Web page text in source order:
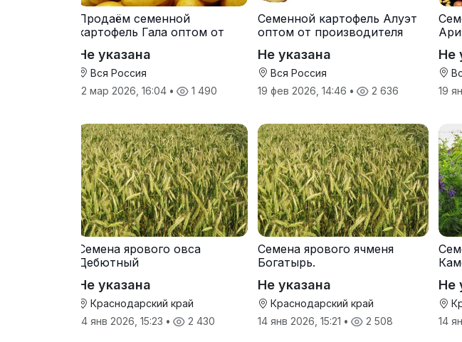
Продаём семенной
картофель Гала оптом от
Не указана
Вся Россия
12 мар 2026, 16:04 • 1 490
Семенной картофель Алуэт
оптом от производителя
Не указана
Вся Россия
19 фев 2026, 14:46 • 2 636
Не
19
Семена ярового овса
Дебютный
Не указана
Краснодарский край
14 янв 2026, 15:23 • 2 430
Семена ярового ячменя
Богатырь.
Не указана
Краснодарский край
14 янв 2026, 15:21 • 2 508
Не
14